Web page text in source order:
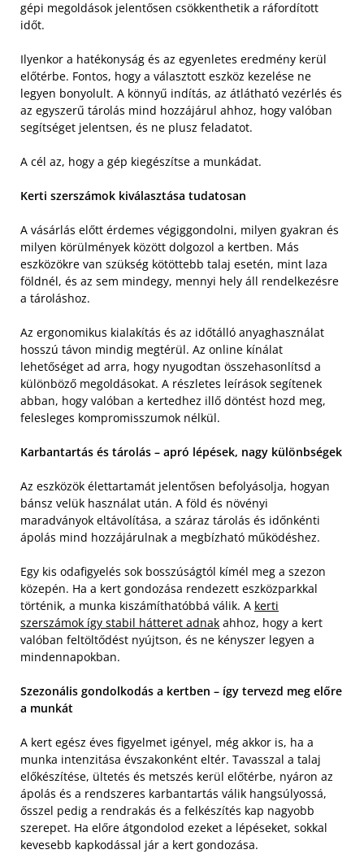
gépi megoldások jelentősen csökkenthetik a ráfordított
időt.
Ilyenkor a hatékonyság és az egyenletes eredmény kerül
előtérbe. Fontos, hogy a választott eszköz kezelése ne
legyen bonyolult. A könnyű indítás, az átlátható vezérlés és
az egyszerű tárolás mind hozzájárul ahhoz, hogy valóban
segítséget jelentsen, és ne plusz feladatot.
A cél az, hogy a gép kiegészítse a munkádat.
Kerti szerszámok kiválasztása tudatosan
A vásárlás előtt érdemes végiggondolni, milyen gyakran és
milyen körülmények között dolgozol a kertben. Más
eszközökre van szükség kötöttebb talaj esetén, mint laza
földnél, és az sem mindegy, mennyi hely áll rendelkezésre
a tároláshoz.
Az ergonomikus kialakítás és az időtálló anyaghasználat
hosszú távon mindig megtérül. Az online kínálat
lehetőséget ad arra, hogy nyugodtan összehasonlítsd a
különböző megoldásokat. A részletes leírások segítenek
abban, hogy valóban a kertedhez illő döntést hozd meg,
felesleges kompromisszumok nélkül.
Karbantartás és tárolás – apró lépések, nagy különbségek
Az eszközök élettartamát jelentősen befolyásolja, hogyan
bánsz velük használat után. A föld és növényi
maradványok eltávolítása, a száraz tárolás és időnkénti
ápolás mind hozzájárulnak a megbízható működéshez.
Egy kis odafigyelés sok bosszúságtól kímél meg a szezon
közepén. Ha a kert gondozása rendezett eszközparkkal
történik, a munka kiszámíthatóbbá válik. A kerti
szerszámok így stabil hátteret adnak ahhoz, hogy a kert
valóban feltöltődést nyújtson, és ne kényszer legyen a
mindennapokban.
Szezonális gondolkodás a kertben – így tervezd meg előre
a munkát
A kert egész éves figyelmet igényel, még akkor is, ha a
munka intenzitása évszakonként eltér. Tavasszal a talaj
előkészítése, ültetés és metszés kerül előtérbe, nyáron az
ápolás és a rendszeres karbantartás válik hangsúlyossá,
ősszel pedig a rendrakás és a felkészítés kap nagyobb
szerepet. Ha előre átgondolod ezeket a lépéseket, sokkal
kevesebb kapkodással jár a kert gondozása.